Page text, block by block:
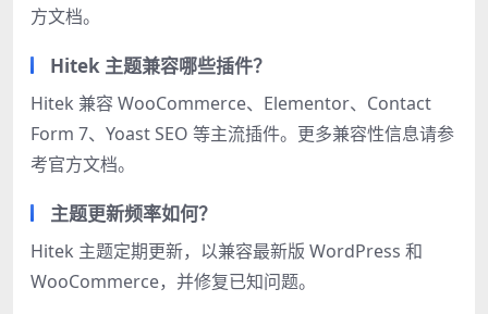
方文档。
Hitek 主题兼容哪些插件？
Hitek 兼容 WooCommerce、Elementor、Contact
Form 7、Yoast SEO 等主流插件。更多兼容性信息请参
考官方文档。
主题更新频率如何？
Hitek 主题定期更新，以兼容最新版 WordPress 和
WooCommerce，并修复已知问题。